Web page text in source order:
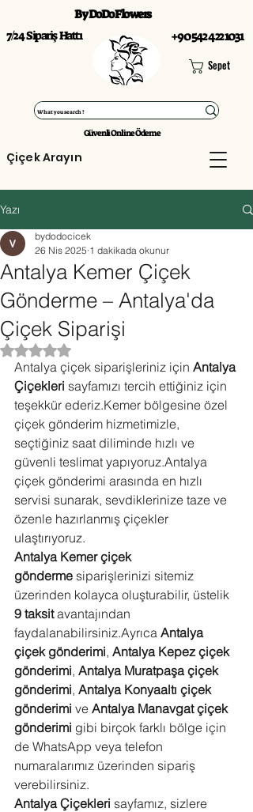
7/24 Sipariş Hattı +90 542 422 1031
By DoDo Flowers
Sepet
Çiçek Arayın
Güvenli Online Ödeme
Yazı
Antalya Kemer Çiçek
Gönderme – Antalya'da
Çiçek Siparişi
bydodocicek
26 Nis 2025 1 dakikada okunur
5 üzerinden NaN yıldız
Antalya çiçek siparişleriniz için Antalya
Çiçekleri sayfamızı tercih ettiğiniz için
teşekkür ederiz.Kemer bölgesine özel
çiçek gönderim hizmetimizle,
seçtiğiniz saat diliminde hızlı ve
güvenli teslimat yapıyoruz.Antalya
çiçek gönderimi arasında en hızlı
servisi sunarak, sevdiklerinize taze ve
özenle hazırlanmış çiçekler
ulaştırıyoruz.
Antalya Kemer çiçek
gönderme siparişlerinizi sitemiz
üzerinden kolayca oluşturabilir, üstelik
9 taksit avantajından
faydalanabilirsiniz.Ayrıca Antalya
çiçek gönderimi, Antalya Kepez çiçek
gönderimi, Antalya Muratpaşa çiçek
gönderimi, Antalya Konyaaltı çiçek
gönderimi ve Antalya Manavgat çiçek
gönderimi gibi birçok farklı bölge için
de WhatsApp veya telefon
numaralarımız üzerinden sipariş
verebilirsiniz.
Antalya Çiçekleri sayfamız, sizlere